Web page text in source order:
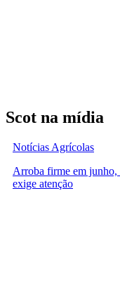
Scot na mídia
Notícias Agrícolas
Arroba firme em junho,
exige atenção